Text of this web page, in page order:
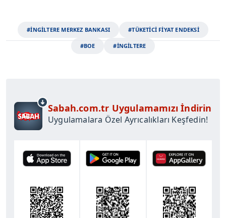
#İNGİLTERE MERKEZ BANKASI #TÜKETİCİ FİYAT ENDEKSİ
#BOE #İNGİLTERE
Sabah.com.tr Uygulamamızı İndirin
Uygulamalara Özel Ayrıcalıkları Keşfedin!